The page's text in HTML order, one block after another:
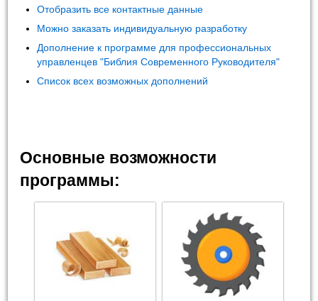
Отобразить все контактные данные
Можно заказать индивидуальную разработку
Дополнение к программе для профессиональных
управленцев "Библия Современного Руководителя"
Список всех возможных дополнений
Основные возможности
программы: